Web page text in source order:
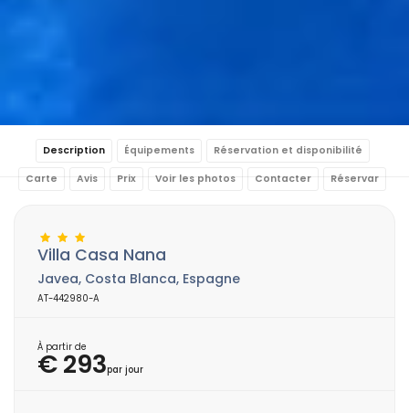
Description Équipements Réservation et disponibilité
Carte Avis Prix Voir les photos Contacter Réservar
Villa Casa Nana
Javea, Costa Blanca, Espagne
AT-442980-A
À partir de
€ 293par jour